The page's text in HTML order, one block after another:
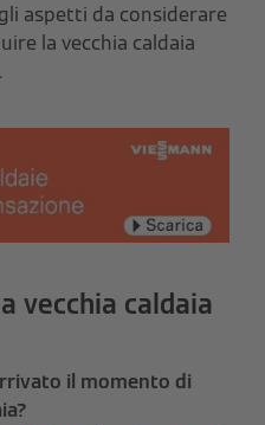
aspetti da considerare
la vecchia caldaia
vecchia caldaia
il momento di